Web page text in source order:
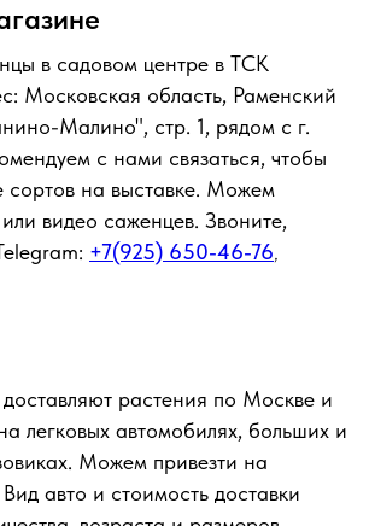
в садовом центре в ТСК
Московская область, Раменский
Малино", стр. 1, рядом с г.
с нами связаться, чтобы
сортов на выставке. Можем
видео саженцев. Звоните,
+7(925) 650-46-76,
растения по Москве и
легковых автомобилях, больших и
Можем привезти на
авто и стоимость доставки